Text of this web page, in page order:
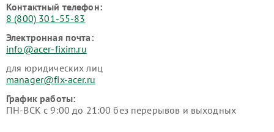
Контактный телефон:
8 (800) 301-55-83
Электронная почта:
info@acer-fixim.ru
для юридических лиц
manager@fix-acer.ru
График работы:
ПН-ВСК с 9:00 до 21:00 без перерывов и выходных